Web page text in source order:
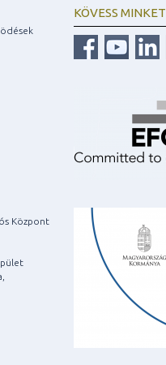
Központ
KÖVESS MINKET